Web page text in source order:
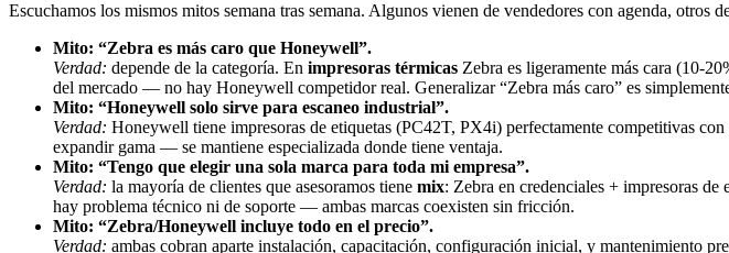
Escuchamos los mismos mitos semana tras semana. Algunos vienen de vendedores con agenda,
Mito: “Zebra es más caro que Honeywell”.
Verdad: depende de la categoría. En impresoras térmicas Zebra es ligeramente más cara (10-
del mercado — no hay Honeywell competidor real. Generalizar “Zebra más caro” es
Mito: “Honeywell solo sirve para escaneo industrial”.
Verdad: Honeywell tiene impresoras de etiquetas (PC42T, PX4i) perfectamente competitivas
expandir gama — se mantiene especializada donde tiene ventaja.
Mito: “Tengo que elegir una sola marca para toda mi empresa”.
Verdad: la mayoría de clientes que asesoramos tiene mix: Zebra en credenciales + impresoras
hay problema técnico ni de soporte — ambas marcas coexisten sin fricción.
Mito: “Zebra/Honeywell incluye todo en el precio”.
Verdad: ambas cobran aparte instalación, capacitación, configuración inicial, y mantenimiento